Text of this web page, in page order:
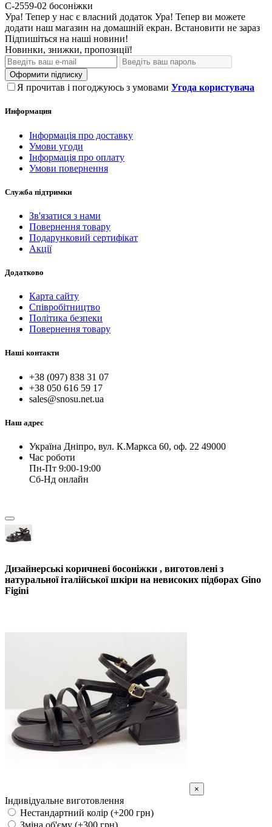
С-2559-02 босоніжки
Ура! Тепер у нас є власний додаток Ура! Тепер ви можете
додати наш магазин на домашній екран. Встановити не зараз
Підпишіться на наші новини!
Новинки, знижки, пропозиції!
Оформити підписку
Я прочитав і погоджуюсь з умовами Угода користувача
Информация
Інформація про доставку
Умови угоди
Інформація про оплату
Умови повернення
Служба підтримки
Зв'язатися з нами
Повернення товару
Подарунковий сертифікат
Акції
Додатково
Карта сайту
Співробітництво
Політика безпеки
Повернення товару
Наші контакти
+38 (097) 838 31 07
+38 050 616 59 17
sales@snosu.net.ua
Наш адрес
Україна Дніпро, вул. К.Маркса 60, оф. 22 49000
Час роботи
Пн-Пт 9:00-19:00
Сб-Нд онлайн
Дизайнерські коричневі босоніжки , виготовлені з
натуральної італійської шкіри на невисоких підборах Gino
Figini
×
Індивідуальне виготовлення
Нестандартний колір (+200 грн)